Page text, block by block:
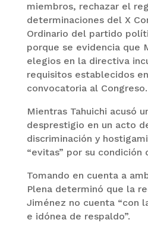
miembros, rechazar el
determinaciones del X
Ordinario del partido
porque se evidencia que
elegios en la directiva
requisitos establecidos
convocatoria al Congreso.
Mientras Tahuichi acusó
desprestigio en un acto
discriminación y
“evitas” por su condición
Tomando en cuenta a
Plena determinó que la
Jiménez no cuenta “con
e idónea de respaldo”.